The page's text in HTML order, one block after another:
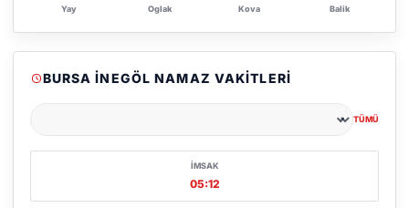
Yay Oglak Kova Balik
BURSA İNEGÖL NAMAZ VAKITLERI
TÜMÜ
İMSAK
05:12